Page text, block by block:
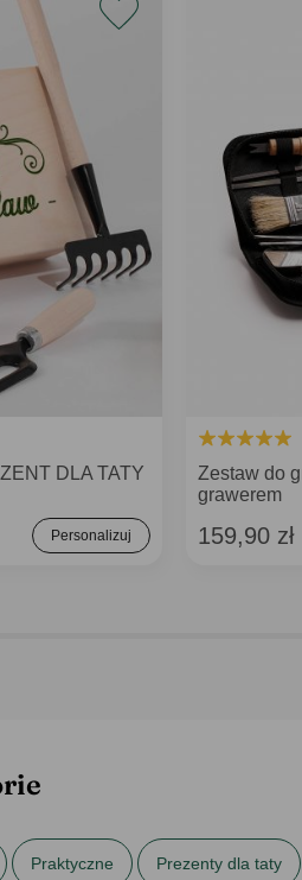
DLA TATY
Personalizuj
Zestaw do
grawerem
159,90 zł
Praktyczne Prezenty dla taty